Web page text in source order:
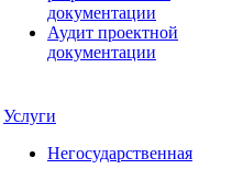
документации
Аудит проектной
документации
Услуги
Негосударственная